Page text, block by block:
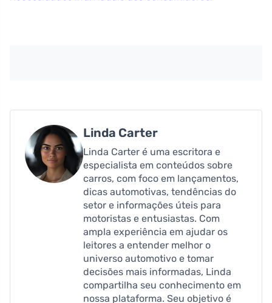
Linda Carter
Linda Carter é uma escritora e
especialista em conteúdos sobre
carros, com foco em lançamentos,
dicas automotivas, tendências do
setor e informações úteis para
motoristas e entusiastas. Com
ampla experiência em ajudar os
leitores a entender melhor o
universo automotivo e tomar
decisões mais informadas, Linda
compartilha seu conhecimento em
nossa plataforma. Seu objetivo é